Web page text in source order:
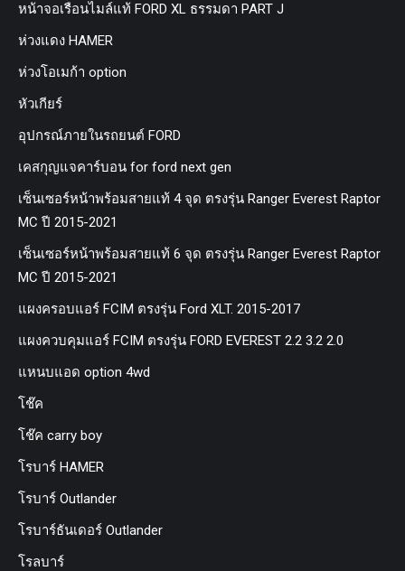
หน้าจอเรือนไมล์แท้ FORD XL ธรรมดา PART J
ห่วงแดง HAMER
ห่วงโอเมก้า option
หัวเกียร์
อุปกรณ์ภายในรถยนต์ FORD
เคสกุญแจคาร์บอน for ford next gen
เซ็นเซอร์หน้าพร้อมสายแท้ 4 จุด ตรงรุ่น Ranger Everest Raptor
MC ปี 2015-2021
เซ็นเซอร์หน้าพร้อมสายแท้ 6 จุด ตรงรุ่น Ranger Everest Raptor
MC ปี 2015-2021
แผงครอบแอร์ FCIM ตรงรุ่น Ford XLT. 2015-2017
แผงควบคุมแอร์ FCIM ตรงรุ่น FORD EVEREST 2.2 3.2 2.0
แหนบแอด option 4wd
โช๊ค
โช๊ค carry boy
โรบาร์ HAMER
โรบาร์ Outlander
โรบาร์ธันเดอร์ Outlander
โรลบาร์